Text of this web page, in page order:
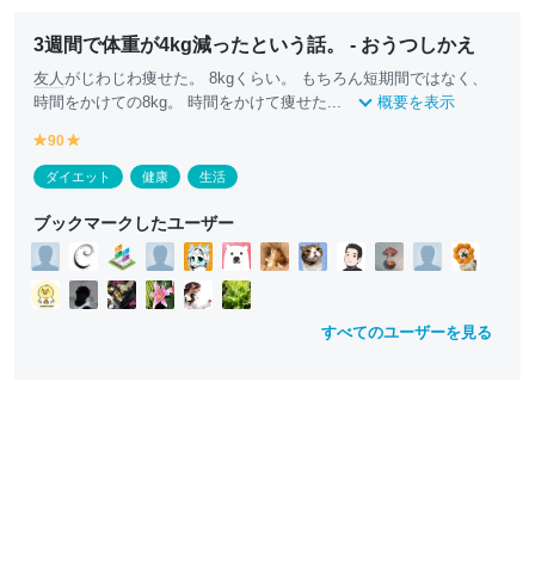
3週間で体重が4kg減ったという話。 - おうつしかえ
友人 がじわじわ痩せた。 8kgくらい。 もちろん短期間ではなく、
時間をかけての8kg。 時間をかけて痩せた...
概要を表示
y
e
ll
w
90
e
ll
w
ダイエット 健康 生活
ブックマークしたユーザー
すべてのユーザーを見る